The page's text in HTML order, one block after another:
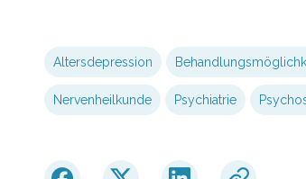
Altersdepression
Nervenheilkunde Psychiatrie